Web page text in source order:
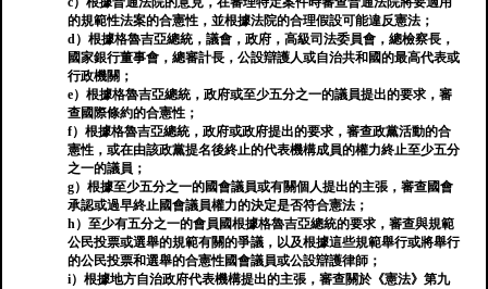
的規範性法案的合憲性，並根據法院的合理假設可能違反憲法；
d）根據格魯吉亞總統，議會，政府，高級司法委員會，總檢察長，
國家銀行董事會，總審計長，公設辯護人或自治共和國的最高代表或
行政機關；
e）根據格魯吉亞總統，政府或至少五分之一的議員提出的要求，審
查國際條約的合憲性；
f）根據格魯吉亞總統，政府或政府提出的要求，審查政黨活動的合
憲性，或在由該政黨提名後終止的代表機構成員的權力終止至少五分
之一的議員；
g）根據至少五分之一的國會議員或有關個人提出的主張，審查國會
承認或過早終止國會議員權力的決定是否符合憲法；
h）至少有五分之一的會員國根據格魯吉亞總統的要求，審查與規範
公民投票或選舉的規範有關的爭議，以及根據這些規範舉行或將舉行
的公民投票和選舉的合憲性國會議員或公設辯護律師；
i）根據地方自治政府代表機構提出的主張，審查關於《憲法》第九